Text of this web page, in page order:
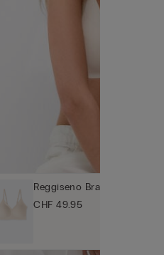
Reggiseno Brassiere Laila
CHF 49.95